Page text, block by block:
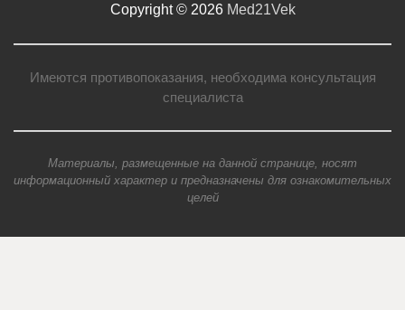
Copyright © 2026 Med21Vek
Имеются противопоказания, необходима консультация
специалиста
Материалы, размещенные на данной странице, носят
информационный характер и предназначены для ознакомительных
целей